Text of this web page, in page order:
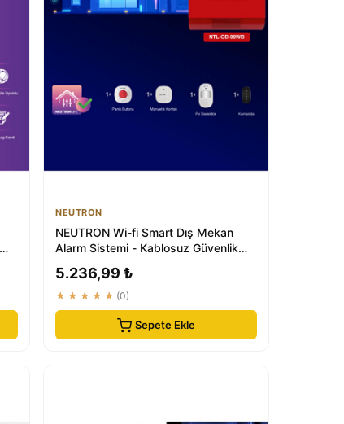
NEUTRON
NEUTRON Wi-fi Smart Dış Mekan
Alarm Sistemi - Kablosuz Güvenlik
5.236,99 ₺
★★★★★ (0)
Sepete Ekle